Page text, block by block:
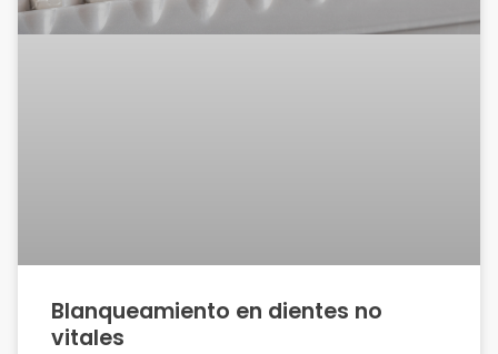
Blanqueamiento en dientes no
vitales